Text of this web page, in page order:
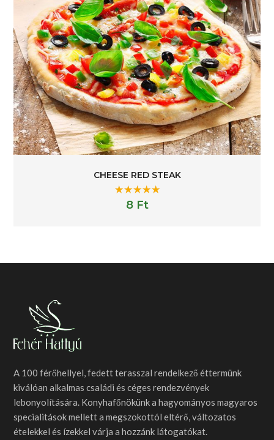
CHEESE RED STEAK
Rated5.00
8 Ft
A 100 férőhellyel, fedett terasszal rendelkező éttermünk
kiválóan alkalmas családi és céges rendezvények
lebonyolítására. Konyhafőnökünk a hagyományos magyaros
specialitások mellett a megszokottól eltérő, változatos
ételekkel és ízekkel várja a hozzánk látogatókat.